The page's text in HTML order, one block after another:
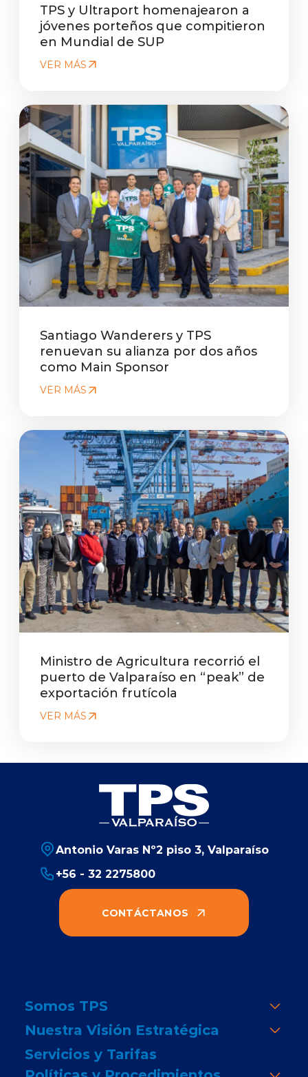
TPS y Ultraport homenajearon a
jóvenes porteños que compitieron
en Mundial de SUP
VER MÁS
Santiago Wanderers y TPS
renuevan su alianza por dos años
como Main Sponsor
VER MÁS
Ministro de Agricultura recorrió el
puerto de Valparaíso en “peak” de
exportación frutícola
VER MÁS
Antonio Varas Nº2 piso 3, Valparaíso
+56 - 32 2275800
CONTÁCTANOS
Somos TPS
Nuestra Visión Estratégica
Servicios y Tarifas